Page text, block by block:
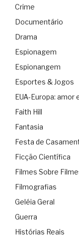
Crime
Documentário
Drama
Espionagem
Espionangem
Esportes & Jogos
EUA-Europa: amor
Faith Hill
Fantasia
Festa de
Ficção Científica
Filmes Sobre
Filmografias
Geléia Geral
Guerra
Histórias Reais